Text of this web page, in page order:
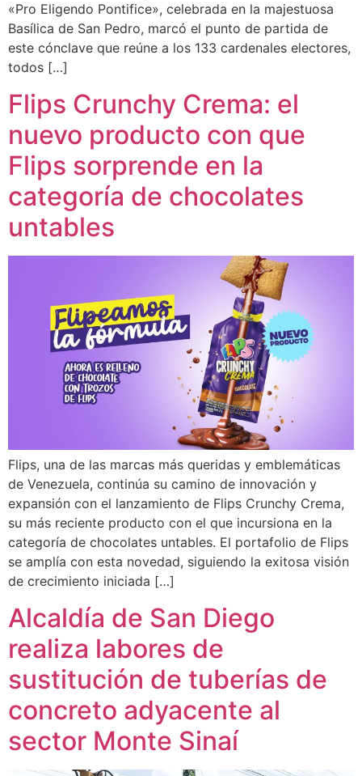
«Pro Eligendo Pontifice», celebrada en la majestuosa
Basílica de San Pedro, marcó el punto de partida de
este cónclave que reúne a los 133 cardenales electores,
todos […]
Flips Crunchy Crema: el
nuevo producto con que
Flips sorprende en la
categoría de chocolates
untables
Flips, una de las marcas más queridas y emblemáticas
de Venezuela, continúa su camino de innovación y
expansión con el lanzamiento de Flips Crunchy Crema,
su más reciente producto con el que incursiona en la
categoría de chocolates untables. El portafolio de Flips
se amplía con esta novedad, siguiendo la exitosa visión
de crecimiento iniciada […]
Alcaldía de San Diego
realiza labores de
sustitución de tuberías de
concreto adyacente al
sector Monte Sinaí